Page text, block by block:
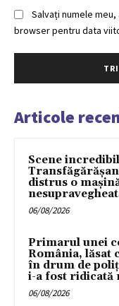
Salvați numele
browser pentru data
Articole
Scene
distrus o
06/08/2026
Primarul unei
România, lăsat
în drum de
i-a fost ridicată
06/08/2026